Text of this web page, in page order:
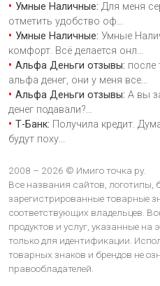
Умные Наличные: Для меня
отметить удобство оф...
Умные Наличные: Умные
комфорт. Всё делается онл...
Альфа Деньги отзывы: после
альфа денег, они у меня все...
Альфа Деньги отзывы: А вы
денег подавали?...
Т-Банк: Получила кредит.
будут поху...
2008 – 2026 © Имиго точка ру.
Все названия сайтов, логотипы,
зарегистрированные товарные
соответствующих владельцев.
продуктов и услуг, указанные на
только для идентификации.
товарных знаков и брендов не
правообладателей.